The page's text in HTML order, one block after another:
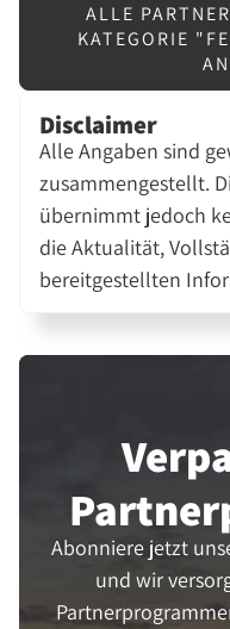
ALLE
KATEGORIE
Disclaimer
Alle Angaben sind
zusammengestellt.
übernimmt jedoch
die Aktualität,
bereitgestellten
Abonniere jetzt
und wir